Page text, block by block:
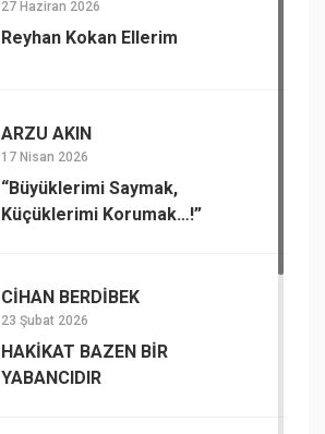
27 Haziran 2026
Reyhan Kokan Ellerim
ARZU AKIN
17 Nisan 2026
“Büyüklerimi Saymak,
Küçüklerimi Korumak…!”
CİHAN BERDİBEK
23 Şubat 2026
HAKİKAT BAZEN BİR
YABANCIDIR